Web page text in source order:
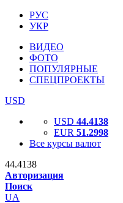
РУС
УКР
ВИДЕО
ФОТО
ПОПУЛЯРНЫЕ
СПЕЦПРОЕКТЫ
USD
USD 44.4138
EUR 51.2998
Все курсы валют
44.4138
Авторизация
Поиск
UA